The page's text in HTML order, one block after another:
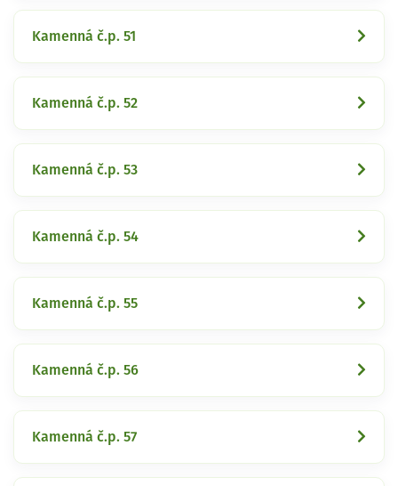
Kamenná č.p. 51
Kamenná č.p. 52
Kamenná č.p. 53
Kamenná č.p. 54
Kamenná č.p. 55
Kamenná č.p. 56
Kamenná č.p. 57